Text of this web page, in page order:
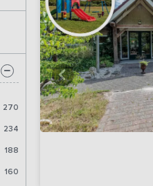
270
234
188
160